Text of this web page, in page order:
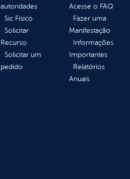
autoridades
Sic Físico
Solicitar
Recurso
Solicitar um
pedido
Acesse o FAQ
Fazer uma
Manifestação
Informações
Importantes
Relatórios
Anuais